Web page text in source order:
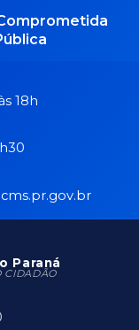
18h
Paraná
CIDADÃO